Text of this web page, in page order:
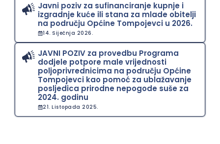
Javni poziv za sufinanciranje kupnje i
izgradnje kuće ili stana za mlade obitelji
na području Općine Tompojevci u 2026.
14. Siječnja 2026.
JAVNI POZIV za provedbu Programa
dodjele potpore male vrijednosti
poljoprivrednicima na području Općine
Tompojevci kao pomoć za ublažavanje
posljedica prirodne nepogode suše za
2024. godinu
21. Listopada 2025.